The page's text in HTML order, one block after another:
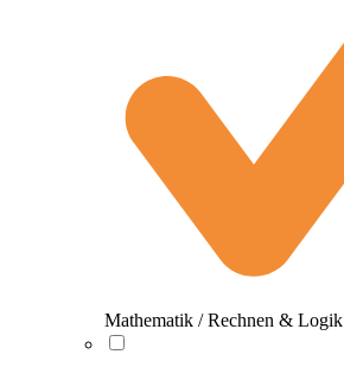
Mathematik / Rechnen & Logik